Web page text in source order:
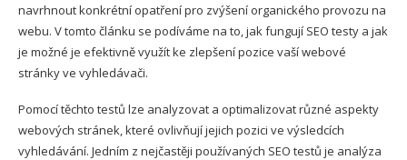
navrhnout konkrétní opatření pro zvýšení organického provozu na
webu. V tomto článku se podíváme na to, jak fungují SEO testy a jak
je možné je efektivně využít ke zlepšení pozice vaší webové
stránky ve vyhledávači.
Pomocí těchto testů lze analyzovat a optimalizovat různé aspekty
webových stránek, které ovlivňují jejich pozici ve výsledcích
vyhledávání. Jedním z nejčastěji používaných SEO testů je analýza